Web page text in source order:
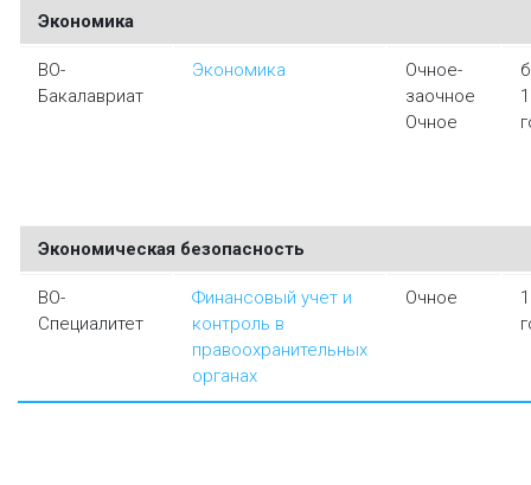
Экономика
ВО-
Бакалавриат
Экономика
Очное-
заочное
Очное
Экономическая безопасность
ВО-
Специалитет
Финансовый учет и
контроль в
правоохранительных
органах
Очное